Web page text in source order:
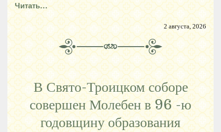
Читать…
2 августа, 2026
В Свято-Троицком соборе
совершен Молебен в 96 -ю
годовщину образования